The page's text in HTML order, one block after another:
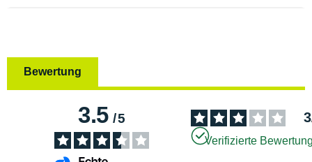
Bewertung
3.5/5 3
Verifizierte